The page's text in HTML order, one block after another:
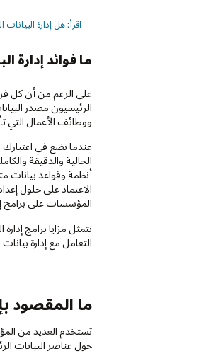
اقرأ: هل إدارة البيانات
ما فوائد إدارة
على الرغم من أن كل
الرئيسيون مصدر
ووظائف الأعمال التي
عندما تضع في
الحالية والدقيقة
أنظمة وقواعد
الاعتماد على حلول
المؤسسات على برامج
تتمثل مزايا برامج
التعامل مع إدارة بيانات
ما المقصود
تستخدم العديد من
حول عناصر البيانات